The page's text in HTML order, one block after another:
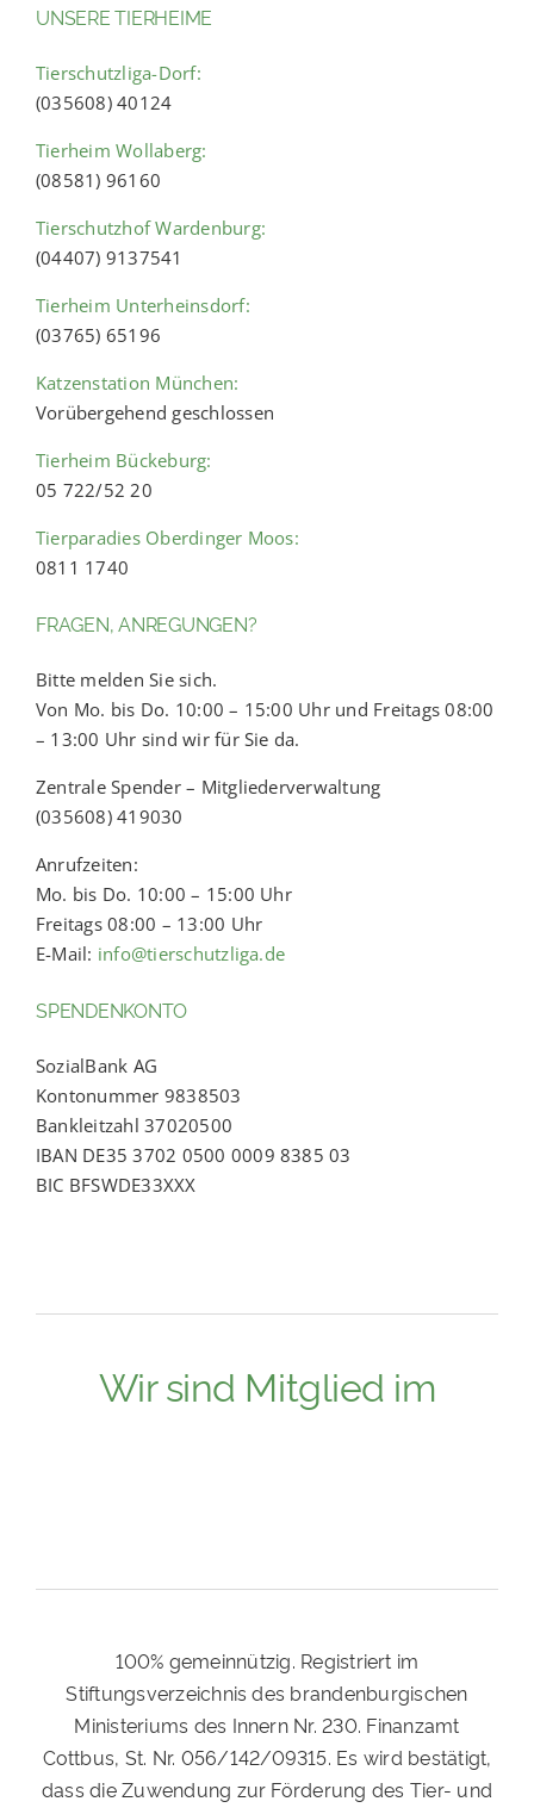
UNSERE TIERHEIME
Tierschutzliga-Dorf:
(035608) 40124
Tierheim Wollaberg:
(08581) 96160
Tierschutzhof Wardenburg:
(04407) 9137541
Tierheim Unterheinsdorf:
(03765) 65196
Katzenstation München:
Vorübergehend geschlossen
Tierheim Bückeburg:
05 722/52 20
Tierparadies Oberdinger Moos:
0811 1740
FRAGEN, ANREGUNGEN?
Bitte melden Sie sich.
Von Mo. bis Do. 10:00 – 15:00 Uhr und Freitags 08:00
– 13:00 Uhr sind wir für Sie da.
Zentrale Spender – Mitgliederverwaltung
(035608) 419030
Anrufzeiten:
Mo. bis Do. 10:00 – 15:00 Uhr
Freitags 08:00 – 13:00 Uhr
E-Mail: info@tierschutzliga.de
SPENDENKONTO
SozialBank AG
Kontonummer 9838503
Bankleitzahl 37020500
IBAN DE35 3702 0500 0009 8385 03
BIC BFSWDE33XXX
Wir sind Mitglied im
100% gemeinnützig. Registriert im
Stiftungsverzeichnis des brandenburgischen
Ministeriums des Innern Nr. 230. Finanzamt
Cottbus, St. Nr. 056/142/09315. Es wird bestätigt,
dass die Zuwendung zur Förderung des Tier- und